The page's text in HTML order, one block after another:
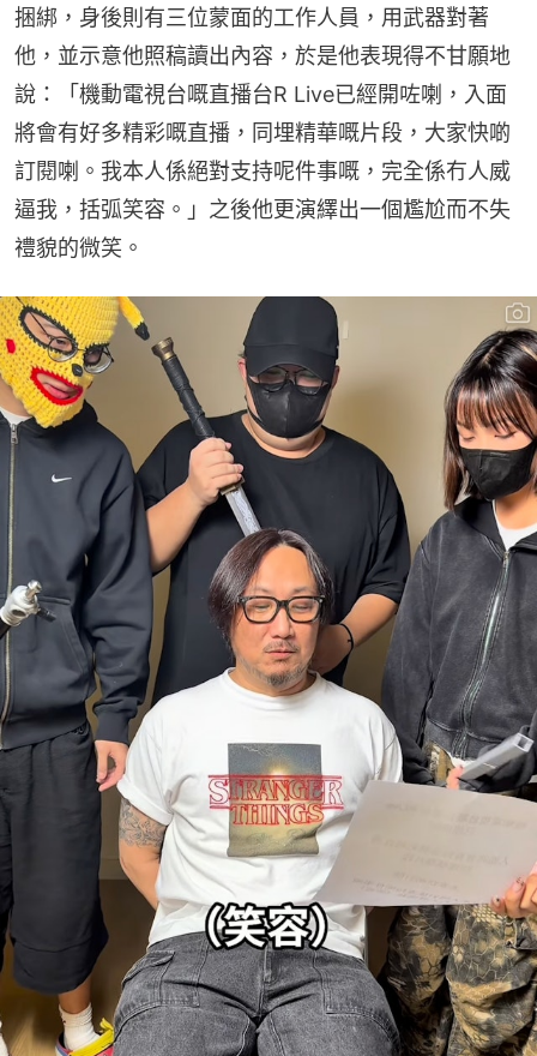
捆綁，身後則有三位蒙面的工作人員，用武器對著
他，並示意他照稿讀出內容，於是他表現得不甘願地
說：「機動電視台嘅直播台R Live已經開咗喇，入面
將會有好多精彩嘅直播，同埋精華嘅片段，大家快啲
訂閱喇。我本人係絕對支持呢件事嘅，完全係冇人威
逼我，括弧笑容。」之後他更演繹出一個尷尬而不失
禮貌的微笑。